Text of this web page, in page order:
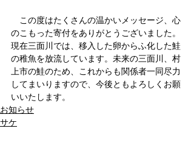
この度はたくさんの温かいメッセージ、心
のこもった寄付をありがとうございました。
現在三面川では、移入した卵からふ化した鮭
の稚魚を放流しています。未来の三面川、村
上市の鮭のため、これからも関係者一同尽力
してまいりますので、今後ともよろしくお願
いいたします。
お知らせ
サケ